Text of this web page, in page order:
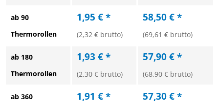
ab 90
Thermorollen
1,95 € *
(2,32 € brutto)
58,50 € *
(69,61 € brutto)
ab 180
Thermorollen
1,93 € *
(2,30 € brutto)
57,90 € *
(68,90 € brutto)
ab 360
1,91 € * 57,30 € *